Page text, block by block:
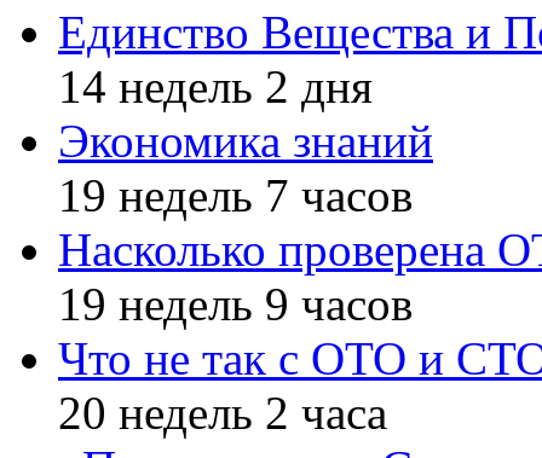
Единство Вещества и
14 недель 2 дня
Экономика знаний
19 недель 7 часов
Насколько проверена
19 недель 9 часов
Что не так с ОТО и
20 недель 2 часа